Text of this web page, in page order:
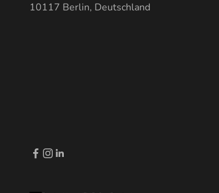
10117 Berlin, Deutschland